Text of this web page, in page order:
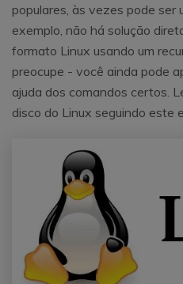
populares, às vezes pode ser
exemplo, não há solução
formato Linux usando um
preocupe - você ainda pode
ajuda dos comandos certos.
disco do Linux seguindo este